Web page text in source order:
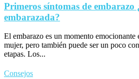
Primeros síntomas de embarazo
embarazada?
El embarazo es un momento
mujer, pero también puede ser un poco
etapas. Los...
Consejos